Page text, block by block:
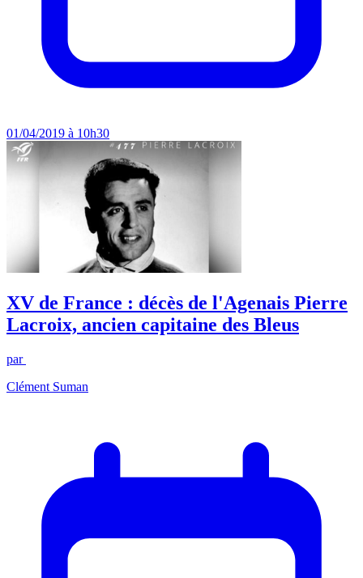
01/04/2019 à 10h30
XV de France : décès de l'Agenais Pierre
Lacroix, ancien capitaine des Bleus
par
Clément Suman